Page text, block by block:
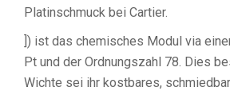
Platinschmuck bei Cartier.
]) ist das chemisches Modul via
Pt und der Ordnungszahl 78. Dies
Wichte sei ihr kostbares,